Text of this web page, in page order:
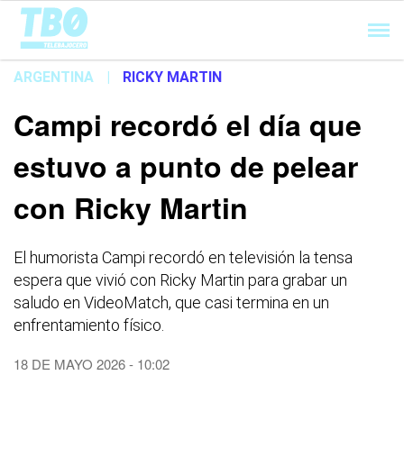
Cargando...
ARGENTINA | RICKY MARTIN
Campi recordó el día que
estuvo a punto de pelear
con Ricky Martin
El humorista Campi recordó en televisión la tensa
espera que vivió con Ricky Martin para grabar un
saludo en VideoMatch, que casi termina en un
enfrentamiento físico.
18 DE MAYO 2026 - 10:02